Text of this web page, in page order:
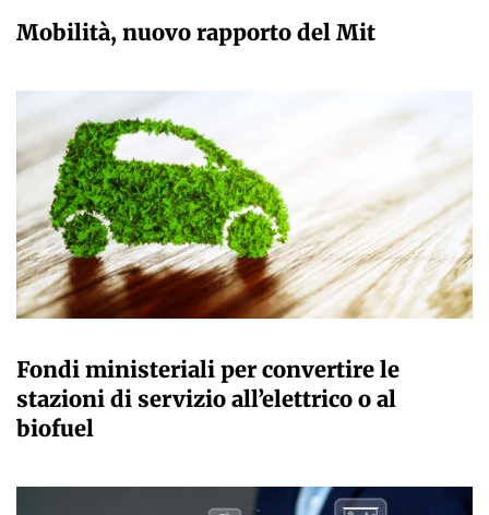
Mobilità, nuovo rapporto del Mit
Fondi ministeriali per convertire le
stazioni di servizio all’elettrico o al
biofuel